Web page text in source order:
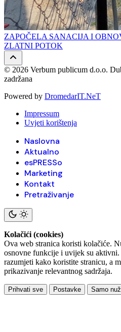
ZAPOČELA SANACIJA I
ZLATNI POTOK
© 2026 Verbum publicum d.o.o.
zadržana
Powered by DromedarIT.NeT
Impressum
Uvjeti korištenja
Naslovna
Aktualno
esPRESSo
Marketing
Kontakt
Pretraživanje
Kolačići (cookies)
Ova web stranica koristi kolačiće.
osnovne funkcije i uvijek su
razumjeti kako koristite stranicu, a
prikazivanje relevantnog sadržaja.
Prihvati sve Postavke Samo